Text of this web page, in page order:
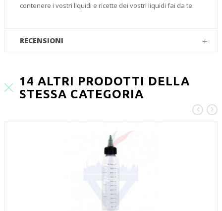
contenere i vostri liquidi e ricette dei vostri liquidi fai da te.
RECENSIONI
14 ALTRI PRODOTTI DELLA
STESSA CATEGORIA